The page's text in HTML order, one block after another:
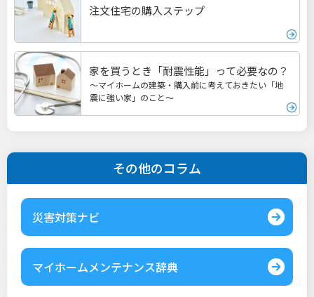
注文住宅の購入ステップ
家を買うとき「耐震性能」って必要なの？
～マイホームの建築・購入前に考えておきたい「地
震に強い家」のこと～
その他のコラム
災害対策ナビ
マイホームメンテナンス辞典